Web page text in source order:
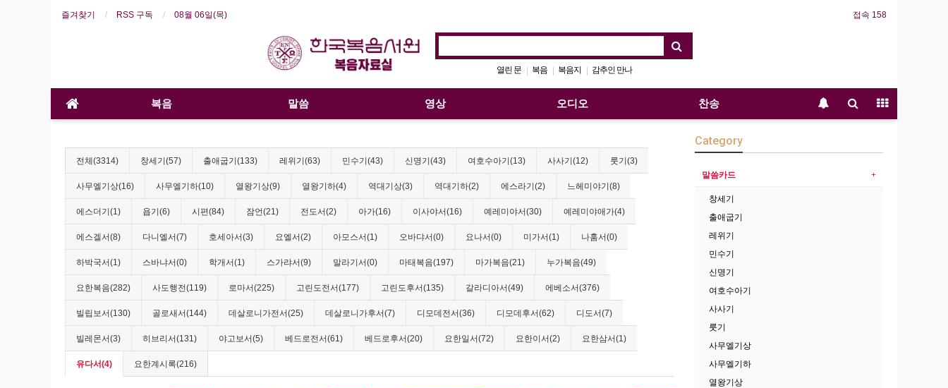
즐겨찾기 RSS 구독 08월 06일(목) 접속 158
열린 문 | 복음 | 복음지 | 감추인 만나
복음 말씀 영상 오디오 찬송
전체(3314) 창세기(57) 출애굽기(133) 레위기(63) 민수기(43) 신명기(43) 여호수아기(13) 사사기(12) 룻기(3)
사무엘기상(16) 사무엘기하(10) 열왕기상(9) 열왕기하(4) 역대기상(3) 역대기하(2) 에스라기(2) 느헤미야기(8)
에스더기(1) 욥기(6) 시편(84) 잠언(21) 전도서(2) 아가(16) 이사야서(16) 예레미야서(30) 예레미야애가(4)
에스겔서(8) 다니엘서(7) 호세아서(3) 요엘서(2) 아모스서(1) 오바댜서(0) 요나서(0) 미가서(1) 나훔서(0)
하박국서(1) 스바냐서(0) 학개서(1) 스가랴서(9) 말라기서(0) 마태복음(197) 마가복음(21) 누가복음(49)
요한복음(282) 사도행전(119) 로마서(225) 고린도전서(177) 고린도후서(135) 갈라디아서(49) 에베소서(376)
빌립보서(130) 골로새서(144) 데살로니가전서(25) 데살로니가후서(7) 디모데전서(36) 디모데후서(62) 디도서(7)
빌레몬서(3) 히브리서(131) 야고보서(5) 베드로전서(61) 베드로후서(20) 요한일서(72) 요한이서(2) 요한삼서(1)
유다서(4) 요한계시록(216)
Category
말씀카드
창세기
출애굽기
레위기
민수기
신명기
여호수아기
사사기
룻기
사무엘기상
사무엘기하
열왕기상